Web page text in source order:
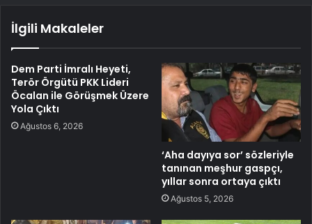
İlgili Makaleler
Dem Parti İmralı Heyeti,
Terör Örgütü PKK Lideri
Öcalan ile Görüşmek Üzere
Yola Çıktı
Ağustos 6, 2026
‘Aha dayıya sor’ sözleriyle
tanınan meşhur gaspçı,
yıllar sonra ortaya çıktı
Ağustos 5, 2026